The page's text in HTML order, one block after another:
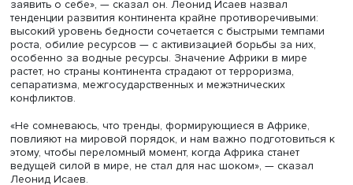
Важным шагом развития отношений со странами
Андрей Маслов назвал рост числа студентов в
вузах, более качественный отбор абитуриентов. «Мы
готовить лидеров мнений и лидеров госуправления,
наращивать подготовку сложившихся
сказал руководитель Центра изучения Африки. России
в свои страны, а не уезжали в Европу. «Надо увеличить
горизонт планирования — не до конца года и от
саммита, а на 20 лет. Каждый доллар, который мы
Африку, к нам вернется. Вложения в человеческий